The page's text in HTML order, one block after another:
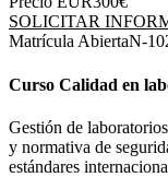
SOLICITAR
Matrícula AbiertaN-
Curso Calidad en
Gestión de
y normativa de
estándares